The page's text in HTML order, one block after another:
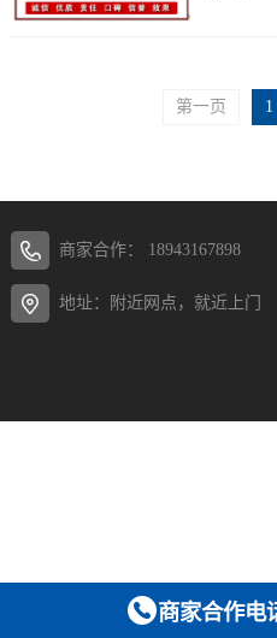
第一页 1
商家合作： 18943167898
地址：附近网点，就近上门
商家合作电